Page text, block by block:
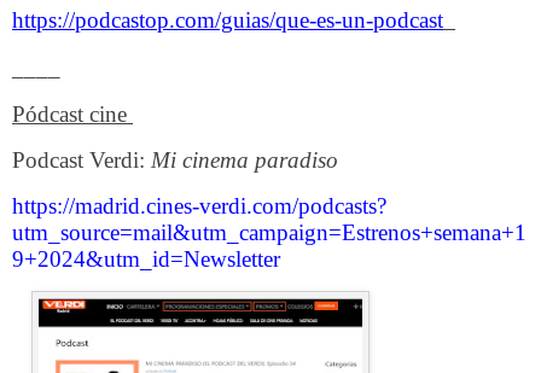
https://podcastop.com/guias/que-es-un-podcast
Pódcast cine
Podcast Verdi: Mi cinema paradiso
https://madrid.cines-verdi.com/podcasts?
utm_source=mail&utm_campaign=Estrenos+semana+1
9+2024&utm_id=Newsletter